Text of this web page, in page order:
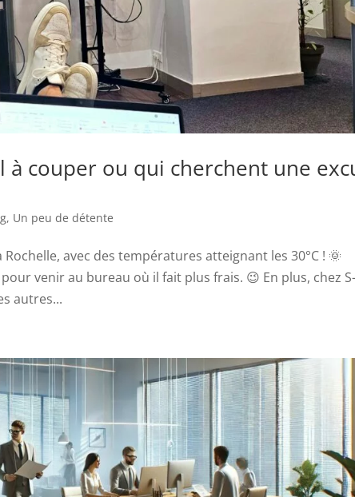
couper ou qui cherchent une
, Un peu de détente
avec des températures atteignant les 30°C ! 🌞
venir au bureau où il fait plus frais. 😉 En plus, chez
autres...